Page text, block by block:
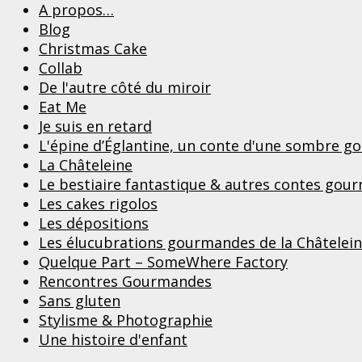
A propos…
Blog
Christmas Cake
Collab
De l'autre côté du miroir
Eat Me
Je suis en retard
L'épine d’Églantine, un conte d'une sombre
La Châteleine
Le bestiaire fantastique & autres contes
Les cakes rigolos
Les dépositions
Les élucubrations gourmandes de la
Quelque Part – SomeWhere Factory
Rencontres Gourmandes
Sans gluten
Stylisme & Photographie
Une histoire d'enfant